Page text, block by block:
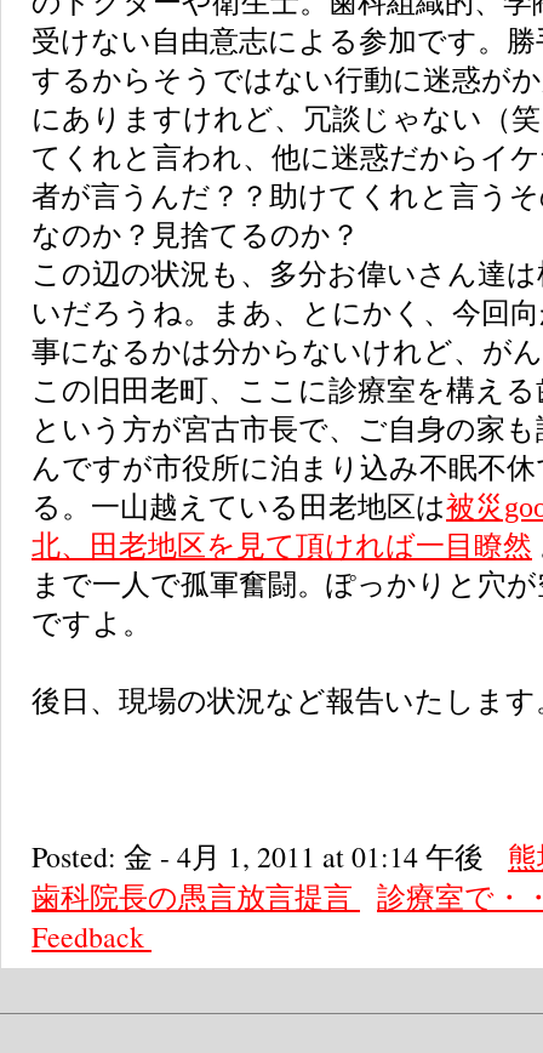
受けない自由意志による参加です。
するからそうではない行動に迷惑が
にありますけれど、冗談じゃない（
てくれと言われ、他に迷惑だからイ
者が言うんだ？？助けてくれと言う
なのか？見捨てるのか？
この辺の状況も、多分お偉いさん達
いだろうね。まあ、とにかく、今回
事になるかは分からないけれど、が
この旧田老町、ここに診療室を構え
という方が宮古市長で、ご自身の家
んですが市役所に泊まり込み不眠不
る。一山越えている田老地区は被災
北、田老地区を見て頂ければ一目瞭然
まで一人で孤軍奮闘。ぽっかりと穴
ですよ。
後日、現場の状況など報告いたします
Posted: 金 - 4月 1, 2011 at 01:14 午後
歯科院長の愚言放言提言
診療室で・
Feedback